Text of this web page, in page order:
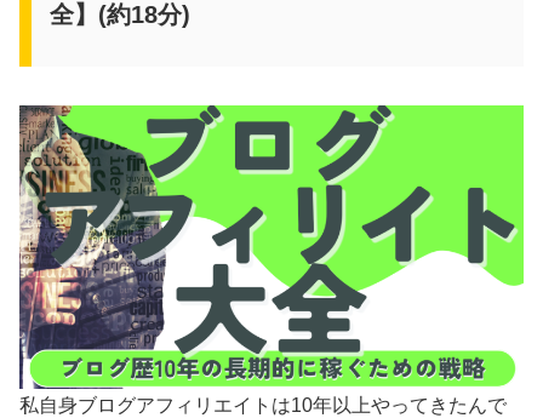
全】(約18分)
私自身ブログアフィリエイトは10年以上やってきたんで